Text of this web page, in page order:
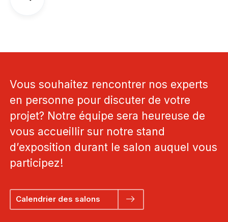
Vous souhaitez rencontrer nos experts
en personne pour discuter de votre
projet? Notre équipe sera heureuse de
vous accueillir sur notre stand
d’exposition durant le salon auquel vous
participez!
Calendrier des salons